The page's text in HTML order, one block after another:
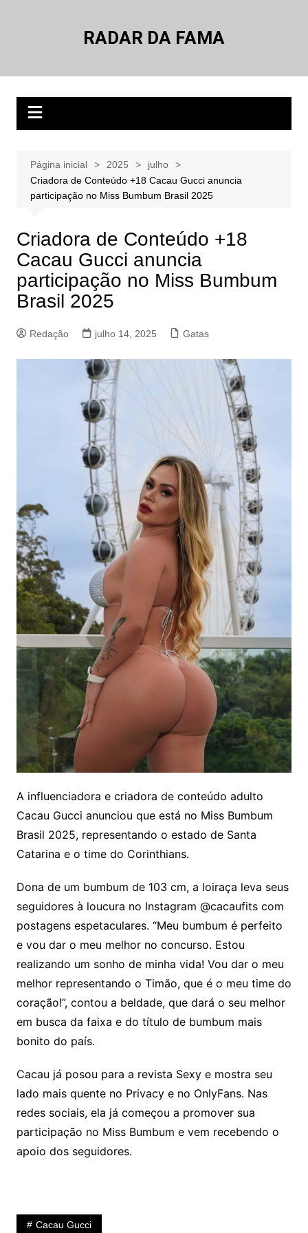
RADAR DA FAMA
Página inicial 2025
julho
Criadora de Conteúdo +18 Cacau Gucci anuncia
participação no Miss Bumbum Brasil 2025
Criadora de Conteúdo +18
Cacau Gucci anuncia
participação no Miss Bumbum
Brasil 2025
Redação julho 14, 2025 Gatas
A influenciadora e criadora de conteúdo adulto
Cacau Gucci anunciou que está no Miss Bumbum
Brasil 2025, representando o estado de Santa
Catarina e o time do Corinthians.
Dona de um bumbum de 103 cm, a loiraça leva seus
seguidores à loucura no Instagram @cacaufits com
postagens espetaculares. “Meu bumbum é perfeito
e vou dar o meu melhor no concurso. Estou
realizando um sonho de minha vida! Vou dar o meu
melhor representando o Timão, que é o meu time do
coração!”, contou a beldade, que dará o seu melhor
em busca da faixa e do título de bumbum mais
bonito do país.
Cacau já posou para a revista Sexy e mostra seu
lado mais quente no Privacy e no OnlyFans. Nas
redes sociais, ela já começou a promover sua
participação no Miss Bumbum e vem recebendo o
apoio dos seguidores.
Cacau Gucci